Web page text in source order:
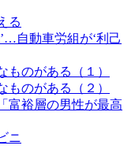
る
自動車労組が‘利己
のがある（１）
のがある（２）
裕層の男性が最高
ニ